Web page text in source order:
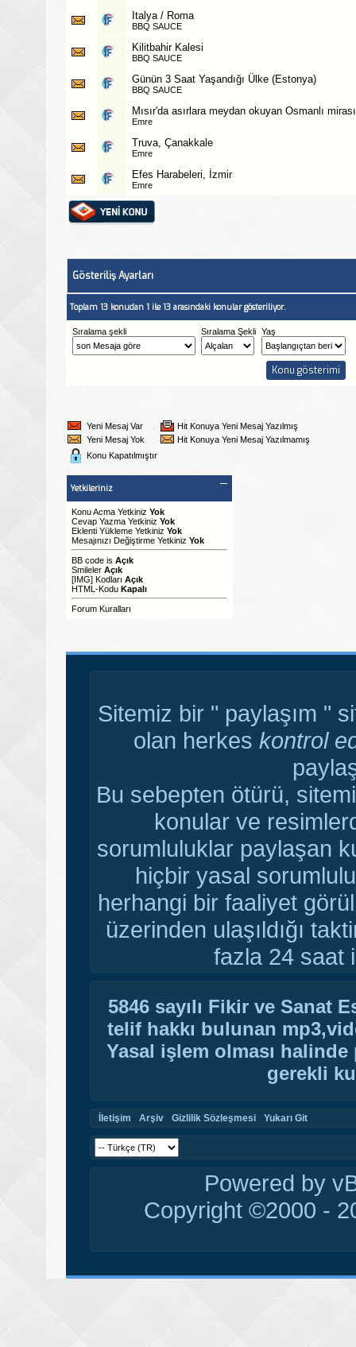
Italya / Roma
BBQ SAUCE
Kilitbahir Kalesi
BBQ SAUCE
Günün 3 Saat Yaşandığı Ülke (Estonya)
BBQ SAUCE
Mısır'da asırlara meydan okuyan Osmanlı
Emre
Truva, Çanakkale
Emre
Efes Harabeleri, İzmir
Emre
Gösteriliş Ayarları
Toplam 13 konudan 1 ile 13 arasındaki konular gösteriliyor.
Sıralama şekli Sıralama Şekli Yaş
Yeni Mesaj Var
Hit Konuya Yeni Mesaj Yazılmış
Yeni Mesaj Yok
Hit Konuya Yeni Mesaj Yazılmamış
Konu Kapatılmıştır
Yetkileriniz
Konu Acma Yetkiniz Yok
Cevap Yazma Yetkiniz Yok
Eklenti Yükleme Yetkiniz Yok
Mesajınızı Değiştirme Yetkiniz Yok
BB code is Açık
Smileler Açık
[IMG] Kodları Açık
HTML-Kodu Kapalı
Forum Kuralları
Sitemiz bir " paylaşım "
olan herkes kontrol
Bu sebepten ötürü,
konular ve
sorumluluklar paylaşan
hiçbir yasal
herhangi bir faaliyet
üzerinden ulaşıldığı
fazla 24 saat
5846 sayılı Fikir ve Sanat
telif hakkı bulunan
Yasal işlem olması
gerekli
İletişim Arşiv Gizlilik Sözleşmesi Yukarı Git
Powered by
Copyright ©2000 -